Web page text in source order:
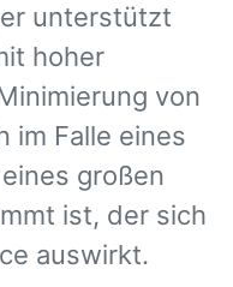
unterstützt
hoher
von
im Falle eines
großen
ist, der sich
auswirkt.